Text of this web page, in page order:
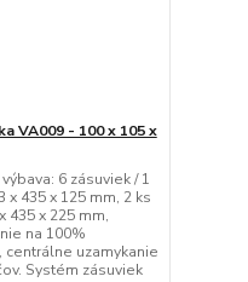
VA009 - 100 x 105 x
6 zásuviek / 1
x 435 x 125 mm, 2 ks
435 x 225 mm,
na 100%
centrálne uzamykanie
Systém zásuviek